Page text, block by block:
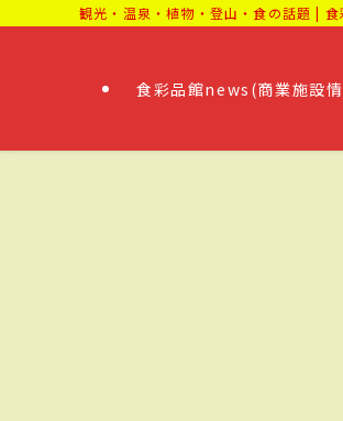
観光・温泉・植物・登山・食の話題 | 食
食彩品館news(商業施設